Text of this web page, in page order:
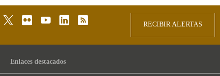
twitterflickr youtubelinkedinrss
RECIBIR ALERTAS
Enlaces destacados